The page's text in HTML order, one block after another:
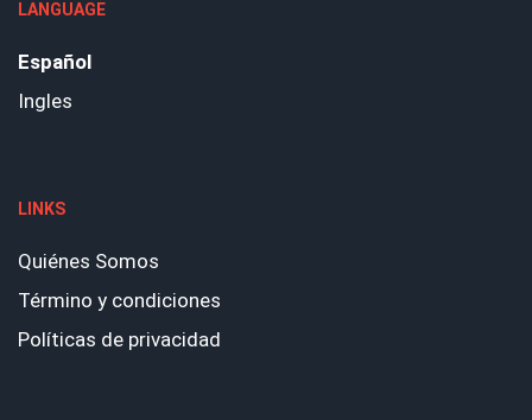
LANGUAGE
Español
Ingles
LINKS
Quiénes Somos
Término y condiciones
Políticas de privacidad